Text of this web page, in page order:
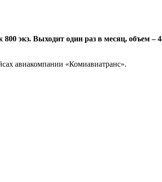
экз. Выходит один раз в месяц, объем –
авиакомпании «Комиавиатранс».